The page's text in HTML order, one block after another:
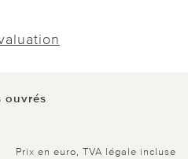
ouvrés
Prix en euro, TVA légale incluse